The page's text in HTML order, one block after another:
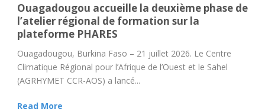
Ouagadougou accueille la deuxième phase de
l’atelier régional de formation sur la
plateforme PHARES
Ouagadougou, Burkina Faso – 21 juillet 2026. Le Centre
Climatique Régional pour l’Afrique de l’Ouest et le Sahel
(AGRHYMET CCR-AOS) a lancé...
Read More